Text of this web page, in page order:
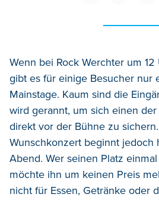
Wenn bei Rock Werchter um
gibt es für einige Besucher nur
Mainstage. Kaum sind die
wird gerannt, um sich einen
direkt vor der Bühne zu
Wunschkonzert beginnt jedoch
Abend. Wer seinen Platz
möchte ihn um keinen Preis
nicht für Essen, Getränke oder